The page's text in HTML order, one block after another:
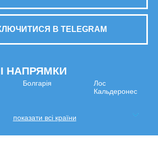
В TELEGRAM
НАПРЯМКИ
Болгарія
Лос
Кальдеронес
показати всі країни